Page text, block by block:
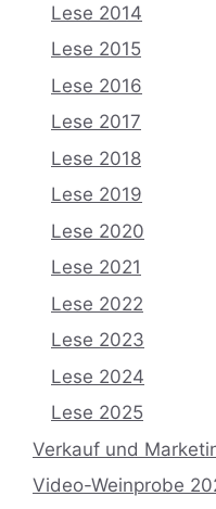
Lese 2014
Lese 2015
Lese 2016
Lese 2017
Lese 2018
Lese 2019
Lese 2020
Lese 2021
Lese 2022
Lese 2023
Lese 2024
Lese 2025
Verkauf und
Video-Weinprobe